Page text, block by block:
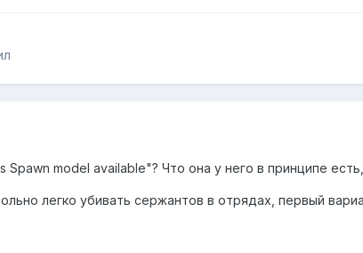
Spawn model available"? Что она у него в принципе
легко убивать сержантов в отрядах, первый